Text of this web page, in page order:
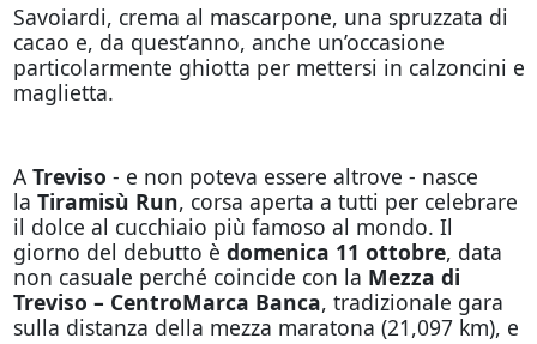
Savoiardi, crema al mascarpone, una spruzzata di
cacao e, da quest’anno, anche un’occasione
particolarmente ghiotta per mettersi in calzoncini e
maglietta.
A Treviso - e non poteva essere altrove - nasce
la Tiramisù Run, corsa aperta a tutti per celebrare
il dolce al cucchiaio più famoso al mondo. Il
giorno del debutto è domenica 11 ottobre, data
non casuale perché coincide con la Mezza di
Treviso – CentroMarca Banca, tradizionale gara
sulla distanza della mezza maratona (21,097 km), e